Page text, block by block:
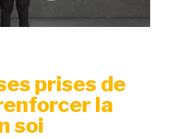
prises de
la
soi